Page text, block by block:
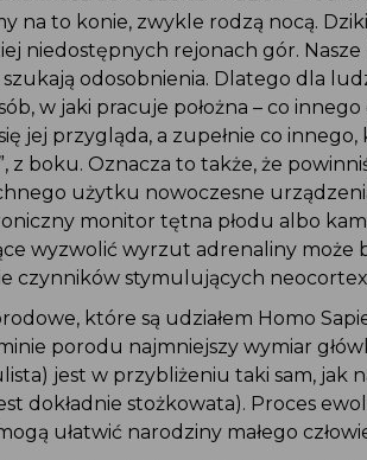
na to konie, zwykle rodzą nocą.
niedostępnych rejonach gór.
odosobnienia. Dlatego dla
w jaki pracuje położna – co innego
jej przygląda, a zupełnie co
z boku. Oznacza to także, że
użytku nowoczesne
monitor tętna płodu albo
wyzwolić wyrzut adrenaliny może
czynników stymulujących
które są udziałem Homo
porodu najmniejszy wymiar
jest w przybliżeniu taki sam, jak
dokładnie stożkowata). Proces
ułatwić narodziny małego